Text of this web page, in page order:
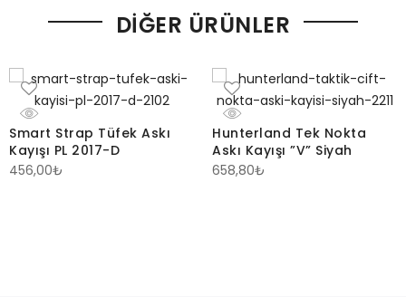
DIĞER ÜRÜNLER
Smart Strap Tüfek Askı
Kayışı PL 2017-D
456,00₺
Hunterland Tek Nokta
Askı Kayışı ”V” Siyah
658,80₺